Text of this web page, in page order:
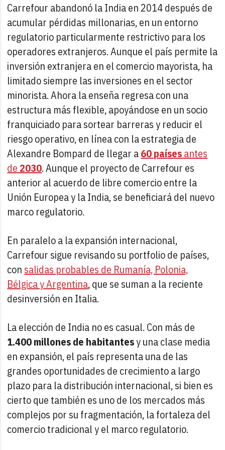
Carrefour abandonó la India en 2014 después de
acumular pérdidas millonarias, en un entorno
regulatorio particularmente restrictivo para los
operadores extranjeros. Aunque el país permite la
inversión extranjera en el comercio mayorista, ha
limitado siempre las inversiones en el sector
minorista. Ahora la enseña regresa con una
estructura más flexible, apoyándose en un socio
franquiciado para sortear barreras y reducir el
riesgo operativo, en línea con la estrategia de
Alexandre Bompard de llegar a60 paísesantes
de2030. Aunque el proyecto de Carrefour es
anterior al acuerdo de libre comercio entre la
Unión Europea y la India, se beneficiará del nuevo
marco regulatorio.
En paralelo a la expansión internacional,
Carrefour sigue revisando su portfolio de países,
con salidas probables de Rumanía, Polonia,
Bélgica y Argentina, que se suman a la reciente
desinversión en Italia.
La elección de India no es casual. Con más de
1.400 millones de habitantesy una clase media
en expansión, el país representa una de las
grandes oportunidades de crecimiento a largo
plazo para la distribución internacional, si bien es
cierto que también es uno de los mercados más
complejos por su fragmentación, la fortaleza del
comercio tradicional y el marco regulatorio.